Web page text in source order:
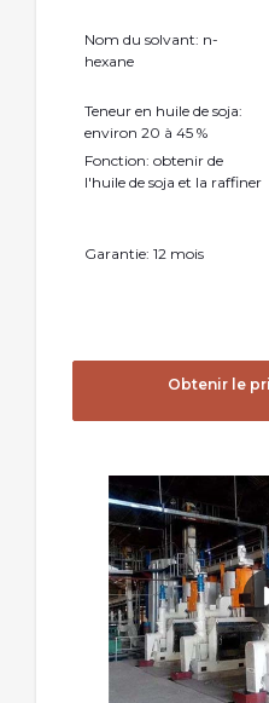
Nom du solvant: n-
hexane
Teneur en huile de soja:
environ 20 à 45 %
Fonction: obtenir de
l'huile de soja et la raffiner
Garantie: 12 mois
Obtenir le